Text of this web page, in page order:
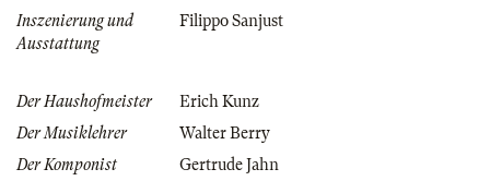
Inszenierung und
Ausstattung
Filippo Sanjust
Der Haushofmeister
Erich Kunz
Der Musiklehrer
Walter Berry
Der Komponist
Gertrude Jahn